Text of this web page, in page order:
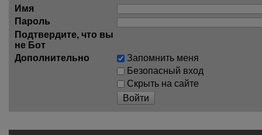
Имя
Пароль
Подтвердите, что вы
не Бот
Дополнительно
Запомнить меня
Безопасный вход
Скрыть на сайте
Войти